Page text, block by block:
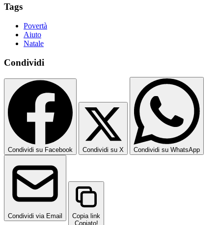
Tags
Povertà
Aiuto
Natale
Condividi
Condividi su Facebook Condividi su X Condividi su WhatsApp
Condividi via Email
Copia link
Copiato!